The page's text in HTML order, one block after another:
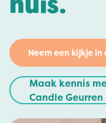
Neem een kijkje
Maak kennis
Candle Geurren